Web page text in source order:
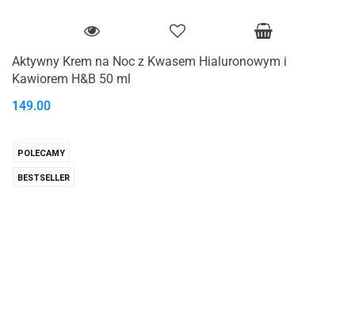
Aktywny Krem na Noc z Kwasem Hialuronowym i
Kawiorem H&B 50 ml
149.00
POLECAMY
BESTSELLER